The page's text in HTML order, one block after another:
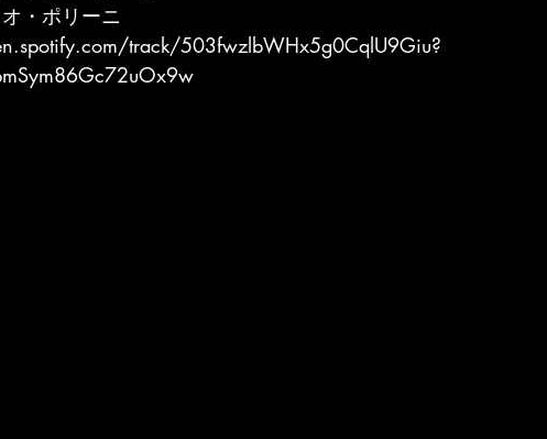
・ポリーニ
track/503fwzlbWHx5g0CqlU9Giu?